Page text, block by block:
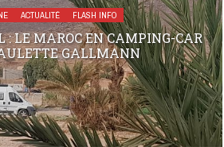
ACTUALITÉ FLASH INFO
LE MAROC EN CAMPING-CAR
GALLMANN